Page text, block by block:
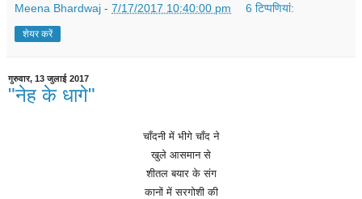
Meena Bhardwaj - 7/17/2017 10:40:00 pm 6 टिप्‍पणियां:
शेयर करें
गुरुवार, 13 जुलाई 2017
"नेह के धागे"
चाँदनी में भीगे चाँद ने
खुले आसमान से
शीतल बयार के संग
कानों में सरगोशी की